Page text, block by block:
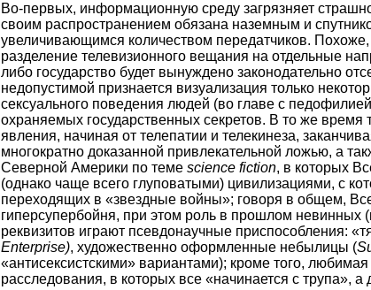
Во-первых, информационную среду загрязняет
своим распространением обязана наземным и
увеличивающимся количеством передатчиков. Похоже,
разделение телевизионного вещания на отдельные
либо государство будет вынуждено законодательно
недопустимой признается визуализация только
сексуального поведения людей (во главе с
охраняемых государственных секретов. В то же время
явления, начиная от телепатии и телекинеза,
многократно доказанной привлекательной ложью, а
Северной Америки по теме science fiction, в которых
(однако чаще всего глуповатыми) цивилизациями, с
переходящих в «звездные войны»; говоря в общем,
гиперсупербойня, при этом роль в прошлом невинных
реквизитов играют псевдонаучные приспособления:
Enterprise), художественно оформленные небылицы (
«антисексистскими» вариантами); кроме того,
расследования, в которых все «начинается с трупа», а